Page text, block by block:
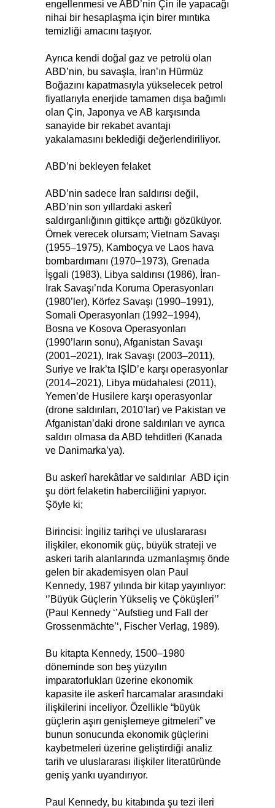
engellenmesi ve ABD’nin Çin ile yapacağı
nihai bir hesaplaşma için birer mıntıka
temizliği amacını taşıyor.
Ayrıca kendi doğal gaz ve petrolü olan
ABD’nin, bu savaşla, İran’ın Hürmüz
Boğazını kapatmasıyla yükselecek petrol
fiyatlarıyla enerjide tamamen dışa bağımlı
olan Çin, Japonya ve AB karşısında
sanayide bir rekabet avantajı
yakalamasını beklediği değerlendiriliyor.
ABD’ni bekleyen felaket
ABD’nin sadece İran saldırısı değil,
ABD’nin son yıllardaki askerî
saldırganlığının gittikçe arttığı gözüküyor.
Örnek verecek olursam; Vietnam Savaşı
(1955–1975), Kamboçya ve Laos hava
bombardımanı (1970–1973), Grenada
İşgali (1983), Libya saldırısı (1986), İran-
Irak Savaşı’nda Koruma Operasyonları
(1980’ler), Körfez Savaşı (1990–1991),
Somali Operasyonları (1992–1994),
Bosna ve Kosova Operasyonları
(1990’ların sonu), Afganistan Savaşı
(2001–2021), Irak Savaşı (2003–2011),
Suriye ve Irak’ta IŞİD’e karşı operasyonlar
(2014–2021), Libya müdahalesi (2011),
Yemen’de Husilere karşı operasyonlar
(drone saldırıları, 2010’lar) ve Pakistan ve
Afganistan’daki drone saldırıları ve ayrıca
saldırı olmasa da ABD tehditleri (Kanada
ve Danimarka’ya).
Bu askerî harekâtlar ve saldırılar ABD için
şu dört felaketin haberciliğini yapıyor.
Şöyle ki;
Birincisi: İngiliz tarihçi ve uluslararası
ilişkiler, ekonomik güç, büyük strateji ve
askeri tarih alanlarında uzmanlaşmış önde
gelen bir akademisyen olan Paul
Kennedy, 1987 yılında bir kitap yayınlıyor:
‘’Büyük Güçlerin Yükseliş ve Çöküşleri’’
(Paul Kennedy ‘’Aufstieg und Fall der
Grossenmächte’‘, Fischer Verlag, 1989).
Bu kitapta Kennedy, 1500–1980
döneminde son beş yüzyılın
imparatorlukları üzerine ekonomik
kapasite ile askerî harcamalar arasındaki
ilişkilerini inceliyor. Özellikle “büyük
güçlerin aşırı genişlemeye gitmeleri” ve
bunun sonucunda ekonomik güçlerini
kaybetmeleri üzerine geliştirdiği analiz
tarih ve uluslararası ilişkiler literatüründe
geniş yankı uyandırıyor.
Paul Kennedy, bu kitabında şu tezi ileri